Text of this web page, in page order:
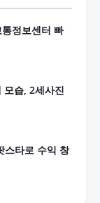
정보센터 빠
모습, 2세사진
스타로 수익 창